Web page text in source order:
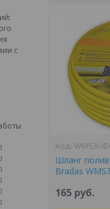
с
WMS3/
Шланг
Bradas
165 руб.